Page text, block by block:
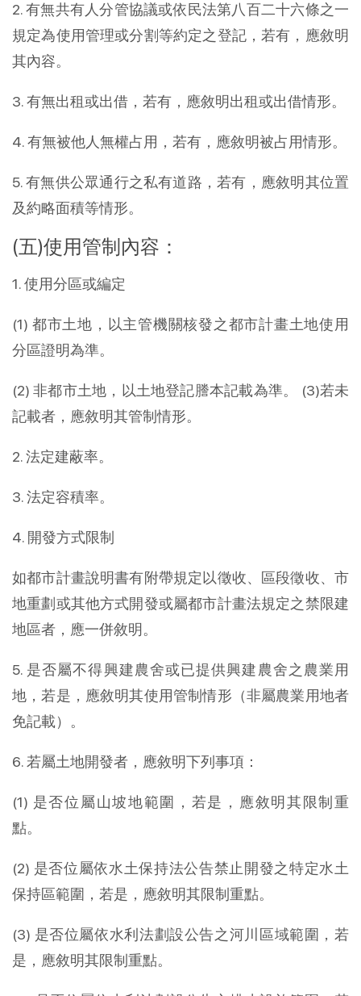
2. 有無共有人分管協議或依民法第八百二十六條之一
規定為使用管理或分割等約定之登記，若有，應敘明
其內容。
3. 有無出租或出借，若有，應敘明出租或出借情形。
4. 有無被他人無權占用，若有，應敘明被占用情形。
5. 有無供公眾通行之私有道路，若有，應敘明其位置
及約略面積等情形。
(五)使用管制內容：
1. 使用分區或編定
(1) 都市土地，以主管機關核發之都市計畫土地使用
分區證明為準。
(2) 非都市土地，以土地登記謄本記載為準。 (3)若未
記載者，應敘明其管制情形。
2. 法定建蔽率。
3. 法定容積率。
4. 開發方式限制
如都市計畫說明書有附帶規定以徵收、區段徵收、市
地重劃或其他方式開發或屬都市計畫法規定之禁限建
地區者，應一併敘明。
5. 是否屬不得興建農舍或已提供興建農舍之農業用
地，若是，應敘明其使用管制情形（非屬農業用地者
免記載）。
6. 若屬土地開發者，應敘明下列事項：
(1) 是否位屬山坡地範圍，若是，應敘明其限制重
點。
(2) 是否位屬依水土保持法公告禁止開發之特定水土
保持區範圍，若是，應敘明其限制重點。
(3) 是否位屬依水利法劃設公告之河川區域範圍，若
是，應敘明其限制重點。